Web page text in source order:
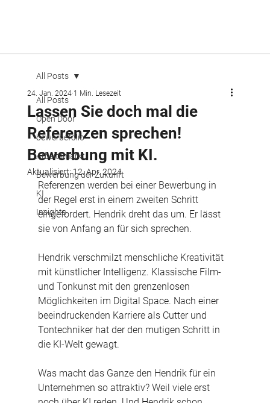
All Posts
Open Door
bewerbefolio
Arbeitsmarkt
Bewerbung der Zukunft
KI
Insights
All Posts
Lassen Sie doch mal die
Referenzen sprechen!
Bewerbung mit KI.
24. Jan. 2024 1 Min. Lesezeit
Aktualisiert:12. Apr. 2024
Referenzen werden bei einer Bewerbung in
der Regel erst in einem zweiten Schritt
eingefordert. Hendrik dreht das um. Er lässt
sie von Anfang an für sich sprechen.
Hendrik verschmilzt menschliche Kreativität
mit künstlicher Intelligenz. Klassische Film-
und Tonkunst mit den grenzenlosen
Möglichkeiten im Digital Space. Nach einer
beeindruckenden Karriere als Cutter und
Tontechniker hat der den mutigen Schritt in
die KI-Welt gewagt.
Was macht das Ganze den Hendrik für ein
Unternehmen so attraktiv? Weil viele erst